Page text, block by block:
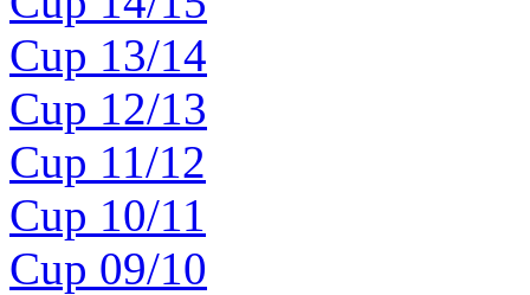
Cup 13/14
Cup 12/13
Cup 11/12
Cup 10/11
Cup 09/10